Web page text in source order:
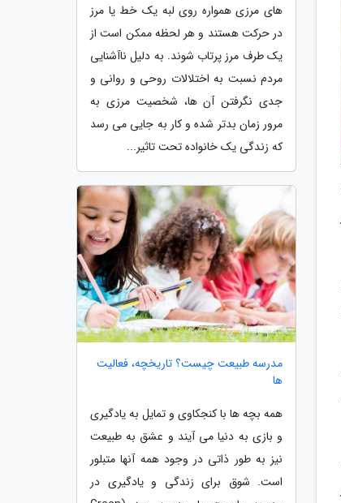
های مرزی همواره روی لبه یک خط یا مرز
در حرکت هستند و هر لحظه ممکن است از
یک طرف مرز پرتاب شوند. به دلیل ناآشنایی
مردم نسبت به اختلالات روحی و روانی و
جدی نگرفتن آن ها، شخصیت مرزی به
مرور زمان بدتر شده و کار به جایی می رسد
که زندگی یک خانواده تحت تاثیر...
مدرسه طبیعت چیست؟ تاریخچه، فعالیت
ها
همه بچه ها با کنجکاوی و تمایل به یادگیری
و بازی به دنیا می آیند و عشق به طبیعت
نیز به طور ذاتی در وجود همه آنها متبلور
است. شوق برای زندگی و یادگیری در